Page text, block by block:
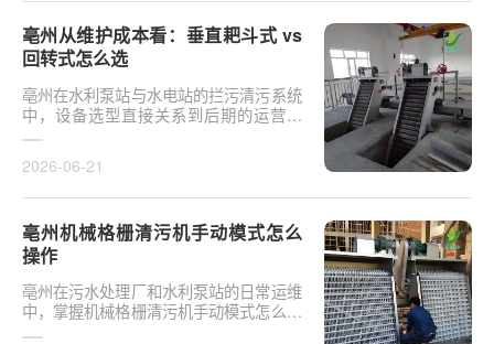
亳州从维护成本看：垂直耙斗式 vs
回转式怎么选
亳州在水利泵站与水电站的拦污清污系统
中，设备选型直接关系到后期的运营开
支。探讨从维护成本看：垂直耙斗式 vs
2026-06-21
亳州机械格栅清污机手动模式怎么
操作
亳州在污水处理厂和水利泵站的日常运维
中，掌握机械格栅清污机手动模式怎么操
作是保障设备稳定运行的基础环节。以某